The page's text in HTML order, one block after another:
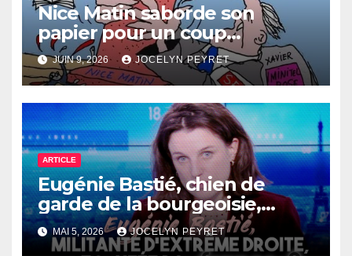
Nice Matin saborde son
papier pour un coup
immobilier ?
JUIN 9, 2026 JOCELYN PEYRET
ARTICLE
Eugénie Bastié, chien de
garde de la bourgeoisie,
recrutée par France 2 pour
les présidentielles
MAI 5, 2026 JOCELYN PEYRET